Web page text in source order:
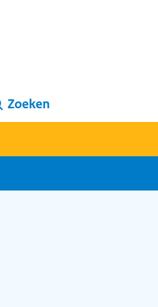
Zoeken